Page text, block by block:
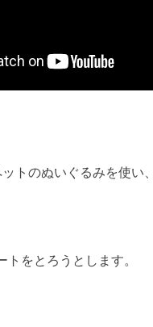
トのぬいぐるみを使い
をとろうとします。